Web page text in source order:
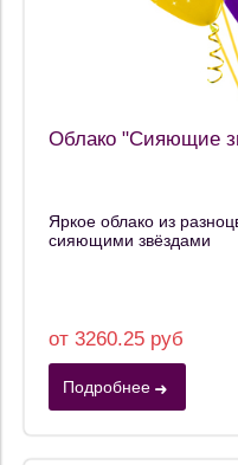
Облако "Сияющие
Яркое облако из
сияющими звёздами
от 3260.25 руб
Подробнее